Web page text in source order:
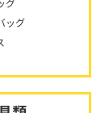
ッグ